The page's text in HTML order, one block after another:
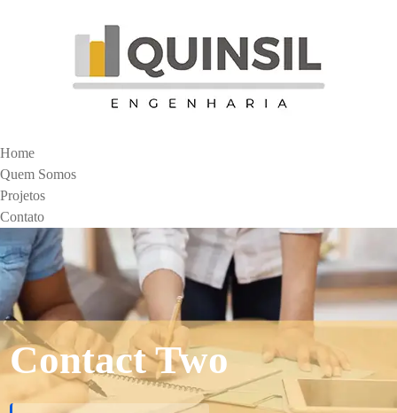
Home
Quem Somos
Projetos
Contato
Contact Two